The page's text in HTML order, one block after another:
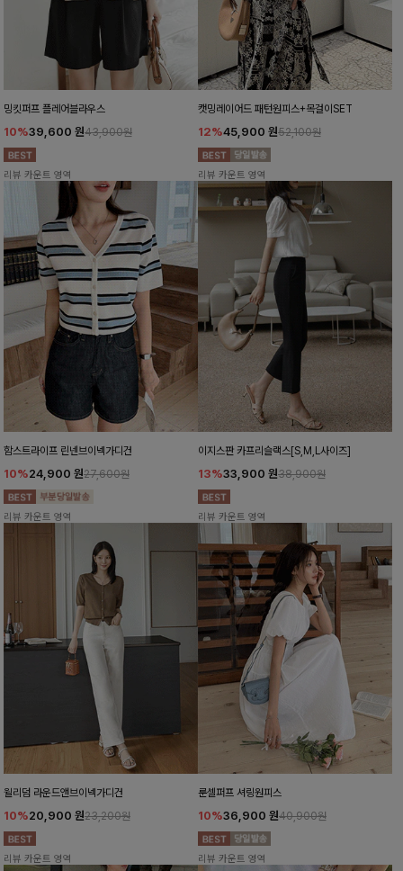
밍킷퍼프 플레어블라우스
10%39,600 원43,900원
리뷰 카운트 영역
캣밍레이어드 패턴원피스+목걸이SET
12%45,900 원52,100원
리뷰 카운트 영역
함스트라이프 린넨브이넥가디건
10%24,900 원27,600원
리뷰 카운트 영역
이지스판 카프리슬랙스[S,M,L사이즈]
13%33,900 원38,900원
리뷰 카운트 영역
윌리덤 라운드앤브이넥가디건
10%20,900 원23,200원
리뷰 카운트 영역
룬셀퍼프 셔링원피스
10%36,900 원40,900원
리뷰 카운트 영역